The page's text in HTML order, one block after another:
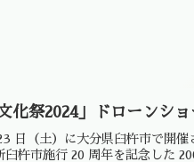
化祭2024」ドローンショ
日（土）に大分県臼杵市で開催
臼杵市施行 20 周年を記念した